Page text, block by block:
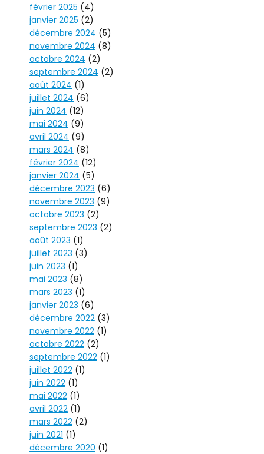
février 2025 (4)
janvier 2025 (2)
décembre 2024 (5)
novembre 2024 (8)
octobre 2024 (2)
septembre 2024 (2)
août 2024 (1)
juillet 2024 (6)
juin 2024 (12)
mai 2024 (9)
avril 2024 (9)
mars 2024 (8)
février 2024 (12)
janvier 2024 (5)
décembre 2023 (6)
novembre 2023 (9)
octobre 2023 (2)
septembre 2023 (2)
août 2023 (1)
juillet 2023 (3)
juin 2023 (1)
mai 2023 (8)
mars 2023 (1)
janvier 2023 (6)
décembre 2022 (3)
novembre 2022 (1)
octobre 2022 (2)
septembre 2022 (1)
juillet 2022 (1)
juin 2022 (1)
mai 2022 (1)
avril 2022 (1)
mars 2022 (2)
juin 2021 (1)
décembre 2020 (1)